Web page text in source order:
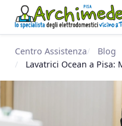
Centro Assistenza
Blog
Lavatrici Ocean a Pisa: